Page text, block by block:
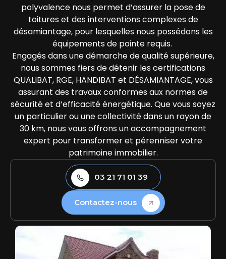
polyvalence nous permet d’assurer la pose de
toitures et des interventions complexes de
désamiantage, pour lesquelles nous possédons les
équipements de pointe requis.
Engagés dans une démarche de qualité supérieure,
nous sommes fiers de détenir les certifications
QUALIBAT, RGE, HANDIBAT et DÉSAMIANTAGE, vous
assurant des travaux conformes aux normes de
sécurité et d’efficacité énergétique. Que vous soyez
un particulier ou une collectivité dans un rayon de
30 km, nous vous offrons un accompagnement
expert pour transformer et pérenniser votre
patrimoine immobilier.
03 21 71 01 39
Contactez-nous